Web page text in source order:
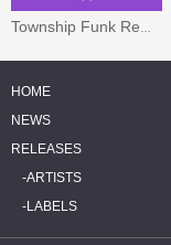
HOME
NEWS
RELEASES
ARTISTS
LABELS